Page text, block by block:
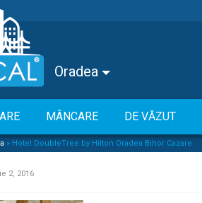
Oradea
MÂNCARE DE VĂZUT
» Hotel DoubleTree by Hilton Oradea Bihor Cazare
2, 2016